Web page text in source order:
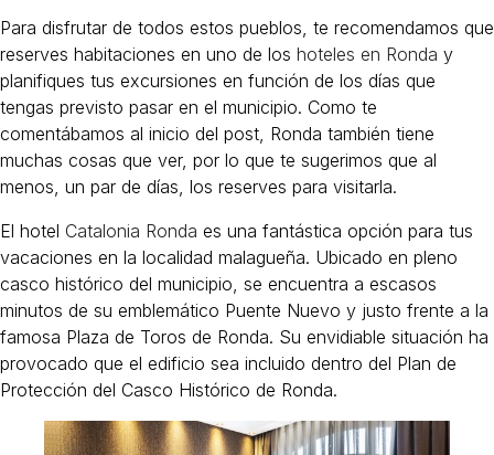
Para disfrutar de todos estos pueblos, te recomendamos que
reserves habitaciones en uno de los hoteles en Ronda y
planifiques tus excursiones en función de los días que
tengas previsto pasar en el municipio. Como te
comentábamos al inicio del post, Ronda también tiene
muchas cosas que ver, por lo que te sugerimos que al
menos, un par de días, los reserves para visitarla.
El hotel Catalonia Ronda es una fantástica opción para tus
vacaciones en la localidad malagueña. Ubicado en pleno
casco histórico del municipio, se encuentra a escasos
minutos de su emblemático Puente Nuevo y justo frente a la
famosa Plaza de Toros de Ronda. Su envidiable situación ha
provocado que el edificio sea incluido dentro del Plan de
Protección del Casco Histórico de Ronda.